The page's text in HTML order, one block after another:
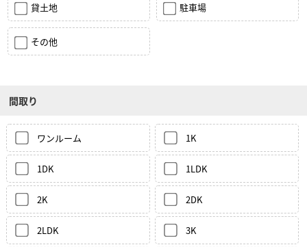
貸土地 駐車場
その他
間取り
ワンルーム 1K
1DK 1LDK
2K 2DK
2LDK 3K